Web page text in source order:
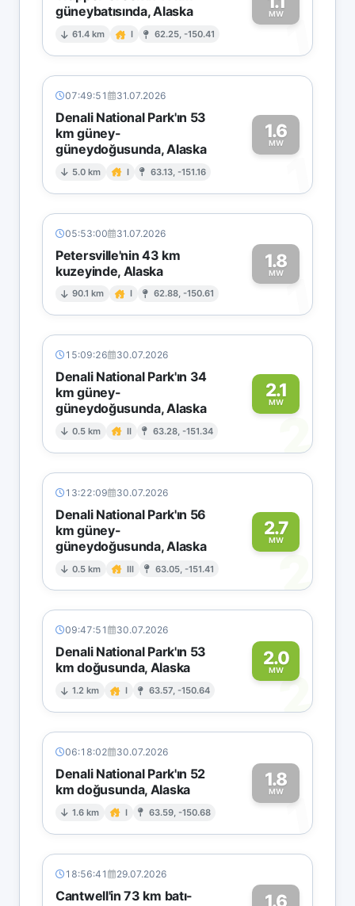
güneybatısında, Alaska
61.4 km I 62.25, -150.41
MW1
07:49:51 31.07.2026
Denali National Park'ın 53
km güney-
güneydoğusunda, Alaska
5.0 km I 63.13, -151.16
1.6
MW
1
05:53:00 31.07.2026
Petersville'nin 43 km
kuzeyinde, Alaska
90.1 km I 62.88, -150.61
1.8
MW1
15:09:26 30.07.2026
Denali National Park'ın 34
km güney-
güneydoğusunda, Alaska
0.5 km II 63.28, -151.34
2.1
MW
2
13:22:09 30.07.2026
Denali National Park'ın 56
km güney-
güneydoğusunda, Alaska
0.5 km III 63.05, -151.41
2.7
MW
2
09:47:51 30.07.2026
Denali National Park'ın 53
km doğusunda, Alaska
1.2 km I 63.57, -150.64
2.0
MW2
06:18:02 30.07.2026
Denali National Park'ın 52
km doğusunda, Alaska
1.6 km I 63.59, -150.68
1.8
MW1
18:56:41 29.07.2026
Cantwell'in 73 km batı-
1.6